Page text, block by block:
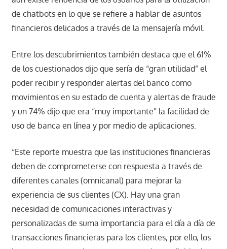
de chatbots en lo que se refiere a hablar de asuntos
financieros delicados a través de la mensajería móvil.
Entre los descubrimientos también destaca que el 61%
de los cuestionados dijo que sería de “gran utilidad” el
poder recibir y responder alertas del banco como
movimientos en su estado de cuenta y alertas de fraude
y un 74% dijo que era “muy importante” la facilidad de
uso de banca en línea y por medio de aplicaciones.
“Este reporte muestra que las instituciones financieras
deben de comprometerse con respuesta a través de
diferentes canales (omnicanal) para mejorar la
experiencia de sus clientes (CX). Hay una gran
necesidad de comunicaciones interactivas y
personalizadas de suma importancia para el día a día de
transacciones financieras para los clientes, por ello, los